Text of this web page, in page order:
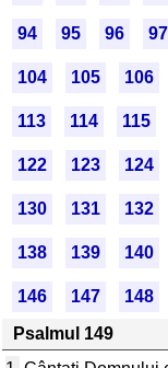
94 95 96 97
104 105 106
113 114 115
122 123 124
130 131 132
138 139 140
146 147 148
Psalmul 149